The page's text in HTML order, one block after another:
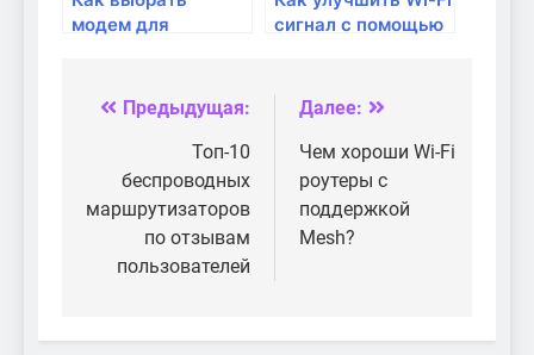
модем для
сигнал с помощью
Навигация
записям
Предыдущая:
Топ-10
беспроводных
маршрутизаторов
по отзывам
пользователей
Далее:
Чем хороши Wi-Fi
роутеры с
поддержкой
Mesh?